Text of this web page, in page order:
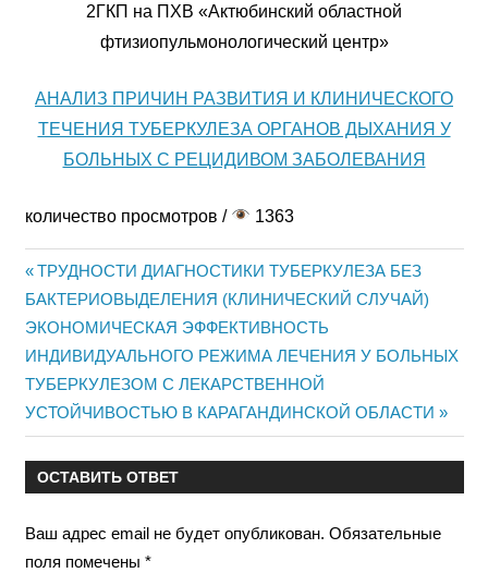
2ГКП на ПХВ «Актюбинский областной
фтизиопульмонологический центр»
АНАЛИЗ ПРИЧИН РАЗВИТИЯ И КЛИНИЧЕСКОГО
ТЕЧЕНИЯ ТУБЕРКУЛЕЗА ОРГАНОВ ДЫХАНИЯ У
БОЛЬНЫХ С РЕЦИДИВОМ ЗАБОЛЕВАНИЯ
количество просмотров / 1363
Навигация
по
записям
Предыдущая
запись:
ТРУДНОСТИ ДИАГНОСТИКИ ТУБЕРКУЛЕЗА БЕЗ
БАКТЕРИОВЫДЕЛЕНИЯ (КЛИНИЧЕСКИЙ СЛУЧАЙ)
Следующая
запись:
ЭКОНОМИЧЕСКАЯ ЭФФЕКТИВНОСТЬ
ИНДИВИДУАЛЬНОГО РЕЖИМА ЛЕЧЕНИЯ У БОЛЬНЫХ
ТУБЕРКУЛЕЗОМ С ЛЕКАРСТВЕННОЙ
УСТОЙЧИВОСТЬЮ В КАРАГАНДИНСКОЙ ОБЛАСТИ
ОСТАВИТЬ ОТВЕТ
Ваш адрес email не будет опубликован. Обязательные
поля помечены *